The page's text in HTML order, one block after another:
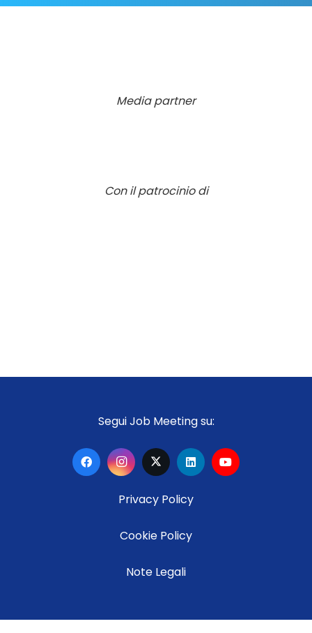
Media partner
Con il patrocinio di
Segui Job Meeting su:
Privacy Policy
Cookie Policy
Note Legali